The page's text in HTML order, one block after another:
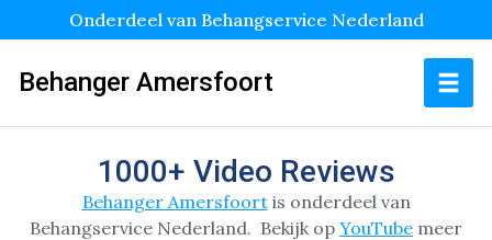
Onderdeel van Behangservice Nederland
Behanger Amersfoort
1000+ Video Reviews
Behanger Amersfoortis onderdeel van
Behangservice Nederland. Bekijk op YouTube meer